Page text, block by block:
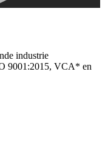
industrie
9001:2015, VCA* en